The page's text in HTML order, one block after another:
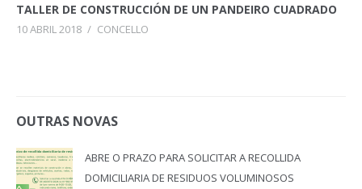
TALLER DE CONSTRUCCIÓN DE UN PANDEIRO CUADRADO
10 ABRIL 2018 / CONCELLO
OUTRAS NOVAS
ABRE O PRAZO PARA SOLICITAR A RECOLLIDA
DOMICILIARIA DE RESIDUOS VOLUMINOSOS